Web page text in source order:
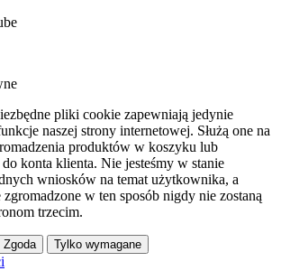
pliki cookie zapewniają jedynie
naszej strony internetowej. Służą one na
produktów w koszyku lub
konta klienta. Nie jesteśmy w stanie
wniosków na temat użytkownika, a
w ten sposób nigdy nie zostaną
trzecim.
Zgoda Tylko wymagane